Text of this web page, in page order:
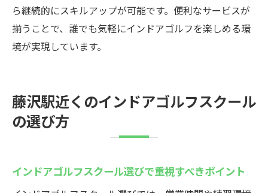
ら継続的にスキルアップが可能です。便利なサービスが
揃うことで、誰でも気軽にインドアゴルフを楽しめる環
境が実現しています。
藤沢駅近くのインドアゴルフスクール
の選び方
インドアゴルフスクール選びで重視すべきポイント